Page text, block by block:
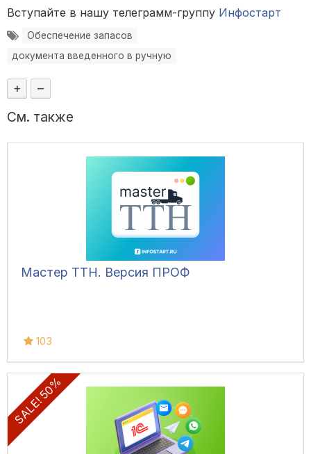
Вступайте в нашу телеграмм-группу Инфостарт
Обеспечение запасов
документа введенного в ручную
+ –
См. также
Мастер ТТН. Версия ПРОФ
103
SALE! 50%